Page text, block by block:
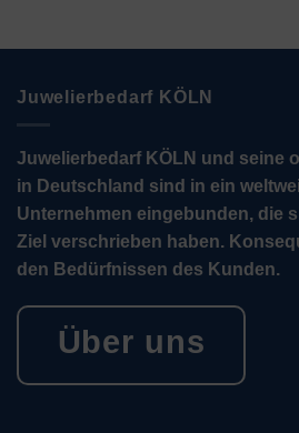
Juwelierbedarf KÖLN
Juwelierbedarf KÖLN und seine
in Deutschland sind in ein
Unternehmen eingebunden, die
Ziel verschrieben haben.
den Bedürfnissen des Kunden.
Über uns